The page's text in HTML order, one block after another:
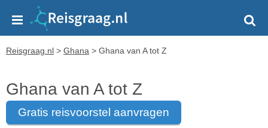
Reisgraag.nl > Ghana > Ghana van A tot Z
Ghana van A tot Z
gratis reisvoorstel aanvragen